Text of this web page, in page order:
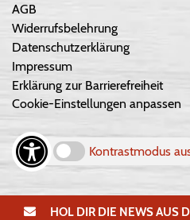
AGB
Widerrufsbelehrung
Datenschutzerklärung
Impressum
Erklärung zur Barrierefreiheit
Cookie-Einstellungen anpassen
Kontrastmodus
HOL DIR DIE NEWS AUS